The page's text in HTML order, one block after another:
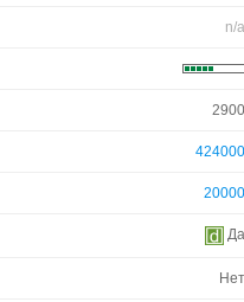
n/a
2900
424000
20000
Да
Нет